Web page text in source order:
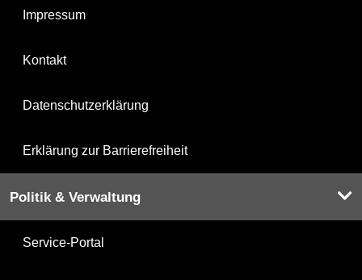
Impressum
Kontakt
Datenschutzerklärung
Erklärung zur Barrierefreiheit
Politik & Verwaltung
Service-Portal